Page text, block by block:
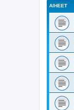
AIHEET